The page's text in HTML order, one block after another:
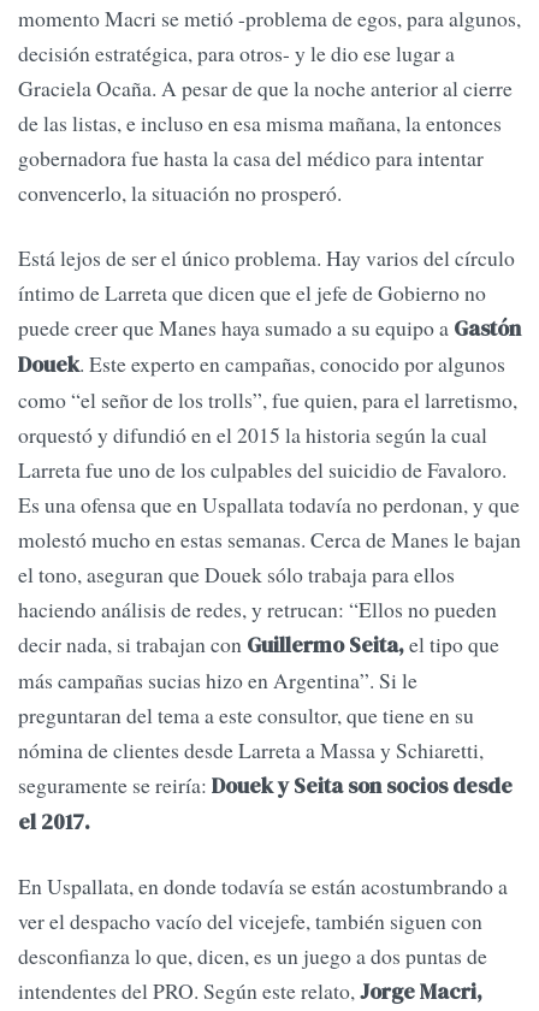
momento Macri se metió -problema de egos, para algunos,
decisión estratégica, para otros- y le dio ese lugar a
Graciela Ocaña. A pesar de que la noche anterior al cierre
de las listas, e incluso en esa misma mañana, la entonces
gobernadora fue hasta la casa del médico para intentar
convencerlo, la situación no prosperó.
Está lejos de ser el único problema. Hay varios del círculo
íntimo de Larreta que dicen que el jefe de Gobierno no
puede creer que Manes haya sumado a su equipo a Gastón
Douek. Este experto en campañas, conocido por algunos
como “el señor de los trolls”, fue quien, para el larretismo,
orquestó y difundió en el 2015 la historia según la cual
Larreta fue uno de los culpables del suicidio de Favaloro.
Es una ofensa que en Uspallata todavía no perdonan, y que
molestó mucho en estas semanas. Cerca de Manes le bajan
el tono, aseguran que Douek sólo trabaja para ellos
haciendo análisis de redes, y retrucan: “Ellos no pueden
decir nada, si trabajan con Guillermo Seita,el tipo que
más campañas sucias hizo en Argentina”. Si le
preguntaran del tema a este consultor, que tiene en su
nómina de clientes desde Larreta a Massa y Schiaretti,
seguramente se reiría: Douek y Seita son socios desde
el 2017.
En Uspallata, en donde todavía se están acostumbrando a
ver el despacho vacío del vicejefe, también siguen con
desconfianza lo que, dicen, es un juego a dos puntas de
intendentes del PRO. Según este relato,Jorge Macri,